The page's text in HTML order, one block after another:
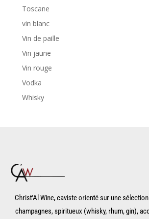
Toscane
vin blanc
Vin de paille
Vin jaune
Vin rouge
Vodka
Whisky
Christ'Al Wine, caviste orienté sur une
champagnes, spiritueux (whisky, rhum, gin),